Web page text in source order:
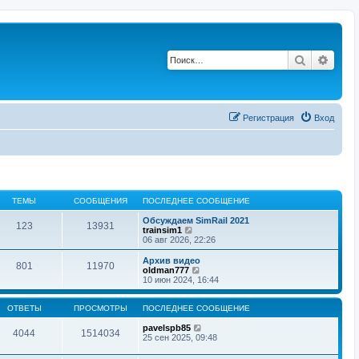
Поиск
Вход
Регистрация
ТЕМЫ СООБЩЕНИЯ ПОСЛЕДНЕЕ СООБЩЕНИЕ
123 13931
Обсуждаем SimRail 2021
trainsim1
е
р
е
й
т
и
к
п
о
с
л
д
06 авг 2026, 22:26
801 11970
Архив видео
oldman777
е
р
е
й
т
и
к
о
10 июн 2024, 16:44
ОТВЕТЫ ПРОСМОТРЫ ПОСЛЕДНЕЕ СООБЩЕНИЕ
4044 1514034
pavelspb85
25 сен 2025, 09:48